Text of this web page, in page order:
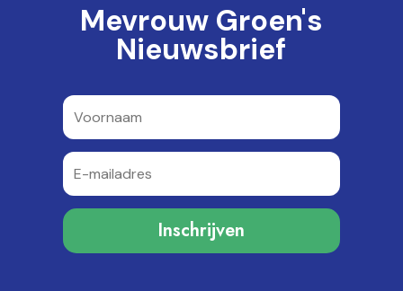
Mevrouw Groen's
Nieuwsbrief
Inschrijven